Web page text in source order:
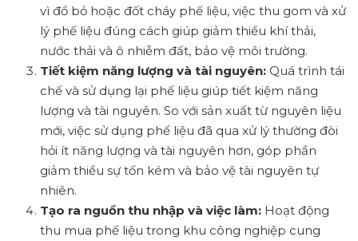
vì đổ bỏ hoặc đốt cháy phế liệu, việc thu gom và xử
lý phế liệu đúng cách giúp giảm thiểu khí thải,
nước thải và ô nhiễm đất, bảo vệ môi trường.
Tiết kiệm năng lượng và tài nguyên: Quá trình tái
chế và sử dụng lại phế liệu giúp tiết kiệm năng
lượng và tài nguyên. So với sản xuất từ nguyên liệu
mới, việc sử dụng phế liệu đã qua xử lý thường đòi
hỏi ít năng lượng và tài nguyên hơn, góp phần
giảm thiểu sự tốn kém và bảo vệ tài nguyên tự
nhiên.
Tạo ra nguồn thu nhập và việc làm: Hoạt động
thu mua phế liệu trong khu công nghiệp cung